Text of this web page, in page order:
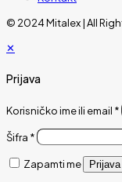
© 2024 Mitalex | All
✕
Prijava
Korisničko ime ili email *
Šifra *
Zapamti me Prijava